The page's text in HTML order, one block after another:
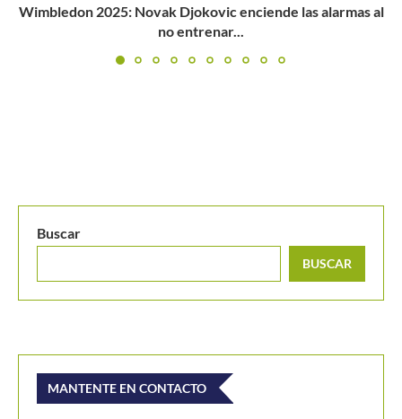
Últimos posts
masculino del Campeonato Mundial Sub-14
Jódar le repite la dosis a Musetti y se anota en